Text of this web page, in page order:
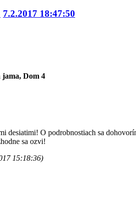
7.2.2017 18:47:50
jama, Dom 4
desiatimi! O podrobnostiach sa
sa ozvi!
15:18:36)